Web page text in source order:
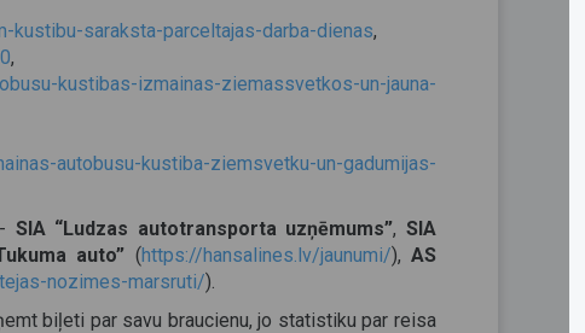
kustibu-saraksta-parceltajas-darba-dienas,
,
kustibas-izmainas-ziemassvetkos-un-jauna-
autobusu-kustiba-ziemsvetku-un-gadumijas-
SIA “Ludzas autotransporta uzņēmums”, SIA
auto” (https://hansalines.lv/jaunumi/), AS
nozimes-marsruti/).
biļeti par savu braucienu, jo statistiku par reisa